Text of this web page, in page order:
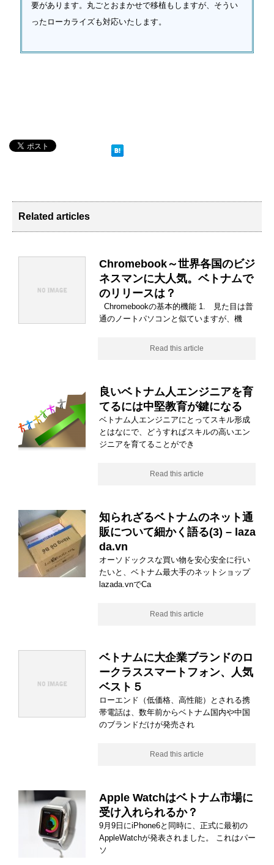
要があります。丸ごとおまかせで移植もしますが、そうい
ったローカライズも対応いたします。
Related articles
Chromebook～世界各国のビジ
ネスマンに大人気。ベトナムで
のリリースは？
Chromebookの基本的機能 1. 見た目は普
通のノートパソコンと似ていますが、機
Read this article
良いベトナム人エンジニアを育
てるには中堅教育が鍵になる
ベトナム人エンジニアにとってスキル形成
とはなにで、どうすればスキルの高いエン
ジニアを育てることができ
Read this article
知られざるベトナムのネット通
販について細かく語る(3) – laza
da.vn
オーソドックスな買い物を安心安全に行い
たいと、ベトナム最大手のネットショップ
lazada.vnでCa
Read this article
ベトナムに大企業ブランドのロ
ークラススマートフォン、人気
ベスト５
ローエンド（低価格、高性能）とされる携
帯電話は、数年前からベトナム国内や中国
のブランドだけが発売され
Read this article
Apple Watchはベトナム市場に
受け入れられるか？
9月9日にiPhone6と同時に、正式に最初の
AppleWatchが発表されました。 これはパー
ソ